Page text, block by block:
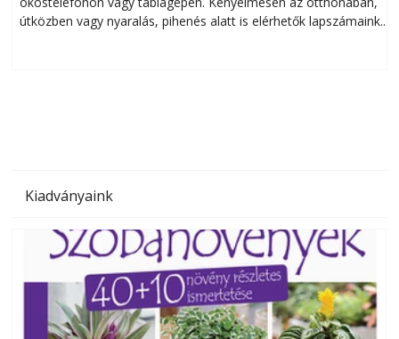
útközben vagy nyaralás, pihenés alatt is elérhetők lapszámaink.
Kiadványaink